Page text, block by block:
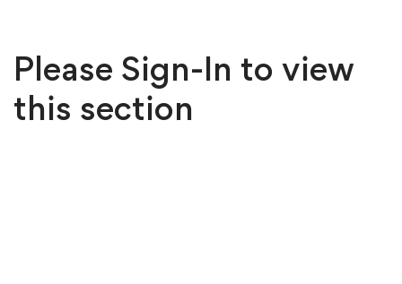
Please Sign-In to view
this section